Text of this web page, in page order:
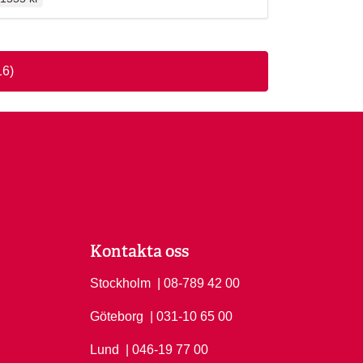
Kontakta oss
Stockholm Ring Stockholm på
| 08-789 42 00
Göteborg Ring Göteborg på
| 031-10 65 00
Lund Ring Lund på
| 046-19 77 00